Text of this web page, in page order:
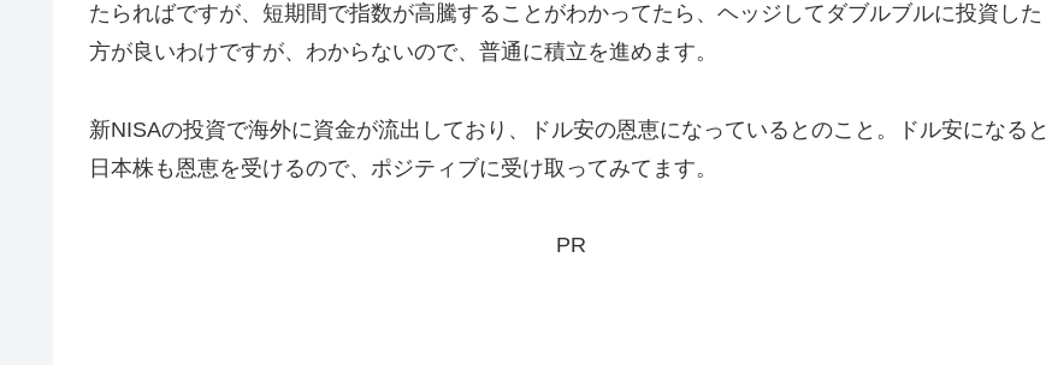
たらればですが、短期間で指数が高騰することがわかってたら、ヘッジしてダブルブルに投資した
方が良いわけですが、わからないので、普通に積立を進めます。
新NISAの投資で海外に資金が流出しており、ドル安の恩恵になっているとのこと。ドル安になると
日本株も恩恵を受けるので、ポジティブに受け取ってみてます。
PR